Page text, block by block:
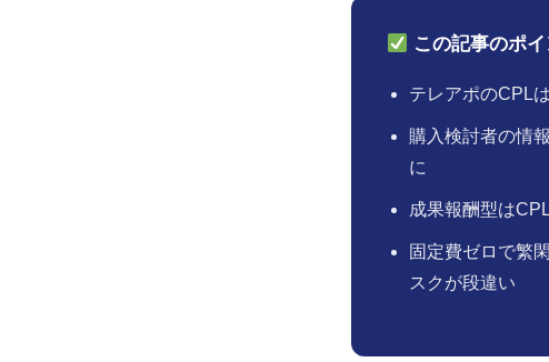
この記事のポイ
テレアポのCPL
購入検討者の情
に
成果報酬型は
固定費ゼロで繁
スクが段違い